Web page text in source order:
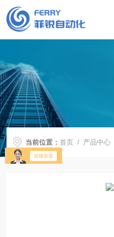
当前位置：首页 / 产品中心